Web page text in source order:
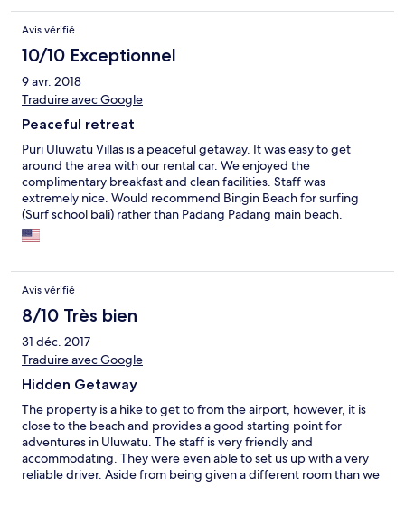
Avis vérifié
10/10 Exceptionnel
9 avr. 2018
Traduire avec Google
Peaceful retreat
Puri Uluwatu Villas is a peaceful getaway. It was easy to get
around the area with our rental car. We enjoyed the
complimentary breakfast and clean facilities. Staff was
extremely nice. Would recommend Bingin Beach for surfing
(Surf school bali) rather than Padang Padang main beach.
Avis vérifié
8/10 Très bien
31 déc. 2017
Traduire avec Google
Hidden Getaway
The property is a hike to get to from the airport, however, it is
close to the beach and provides a good starting point for
adventures in Uluwatu. The staff is very friendly and
accommodating. They were even able to set us up with a very
reliable driver. Aside from being given a different room than we